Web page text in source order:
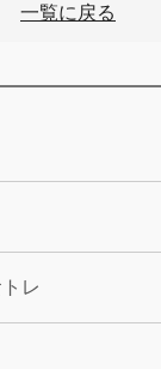
一覧に戻る
レ